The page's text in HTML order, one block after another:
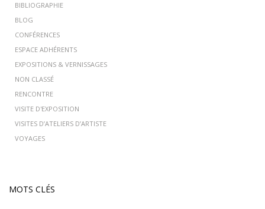
BIBLIOGRAPHIE
BLOG
CONFÉRENCES
ESPACE ADHÉRENTS
EXPOSITIONS & VERNISSAGES
NON CLASSÉ
RENCONTRE
VISITE D'EXPOSITION
VISITES D’ATELIERS D’ARTISTE
VOYAGES
MOTS CLÉS